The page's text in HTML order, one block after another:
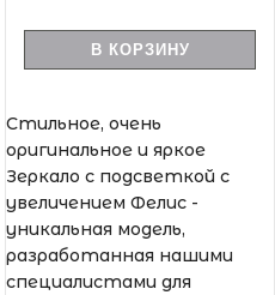
В КОРЗИНУ
Стильное, очень
оригинальное и яркое
Зеркало с подсветкой с
увеличением Фелис -
уникальная модель,
разработанная нашими
специалистами для